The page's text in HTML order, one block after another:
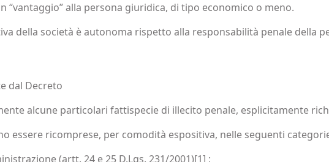
“vantaggio” alla persona giuridica, di tipo economico o meno.
della società è autonoma rispetto alla responsabilità penale della
dal Decreto
alcune particolari fattispecie di illecito penale, esplicitamente
essere ricomprese, per comodità espositiva, nelle seguenti
(artt. 24 e 25 D.Lgs. 231/2001)[1] ;